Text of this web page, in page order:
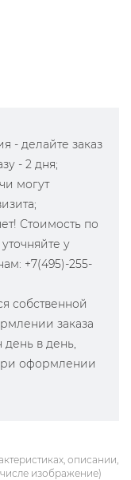
- делайте заказ
- 2 дня;
могут
Стоимость по
у
+7(495)-255-
собственной
заказа
день в день,
оформлении
описании,
изображение)